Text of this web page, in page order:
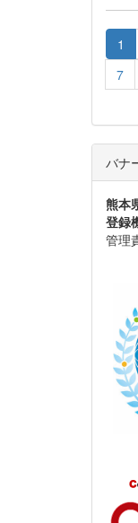
1
7
バナ
熊本
登録
管